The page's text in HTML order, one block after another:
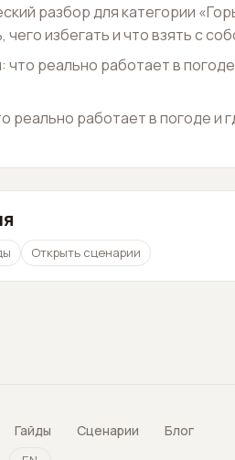
разбор для категории
избегать и что взять с
реально работает в
реально работает в погоде и
Открыть сценарии
Гайды Сценарии Блог